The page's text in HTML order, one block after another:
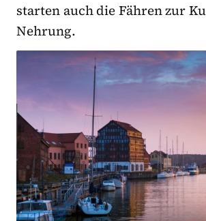
starten auch die Fähren zur
Nehrung.